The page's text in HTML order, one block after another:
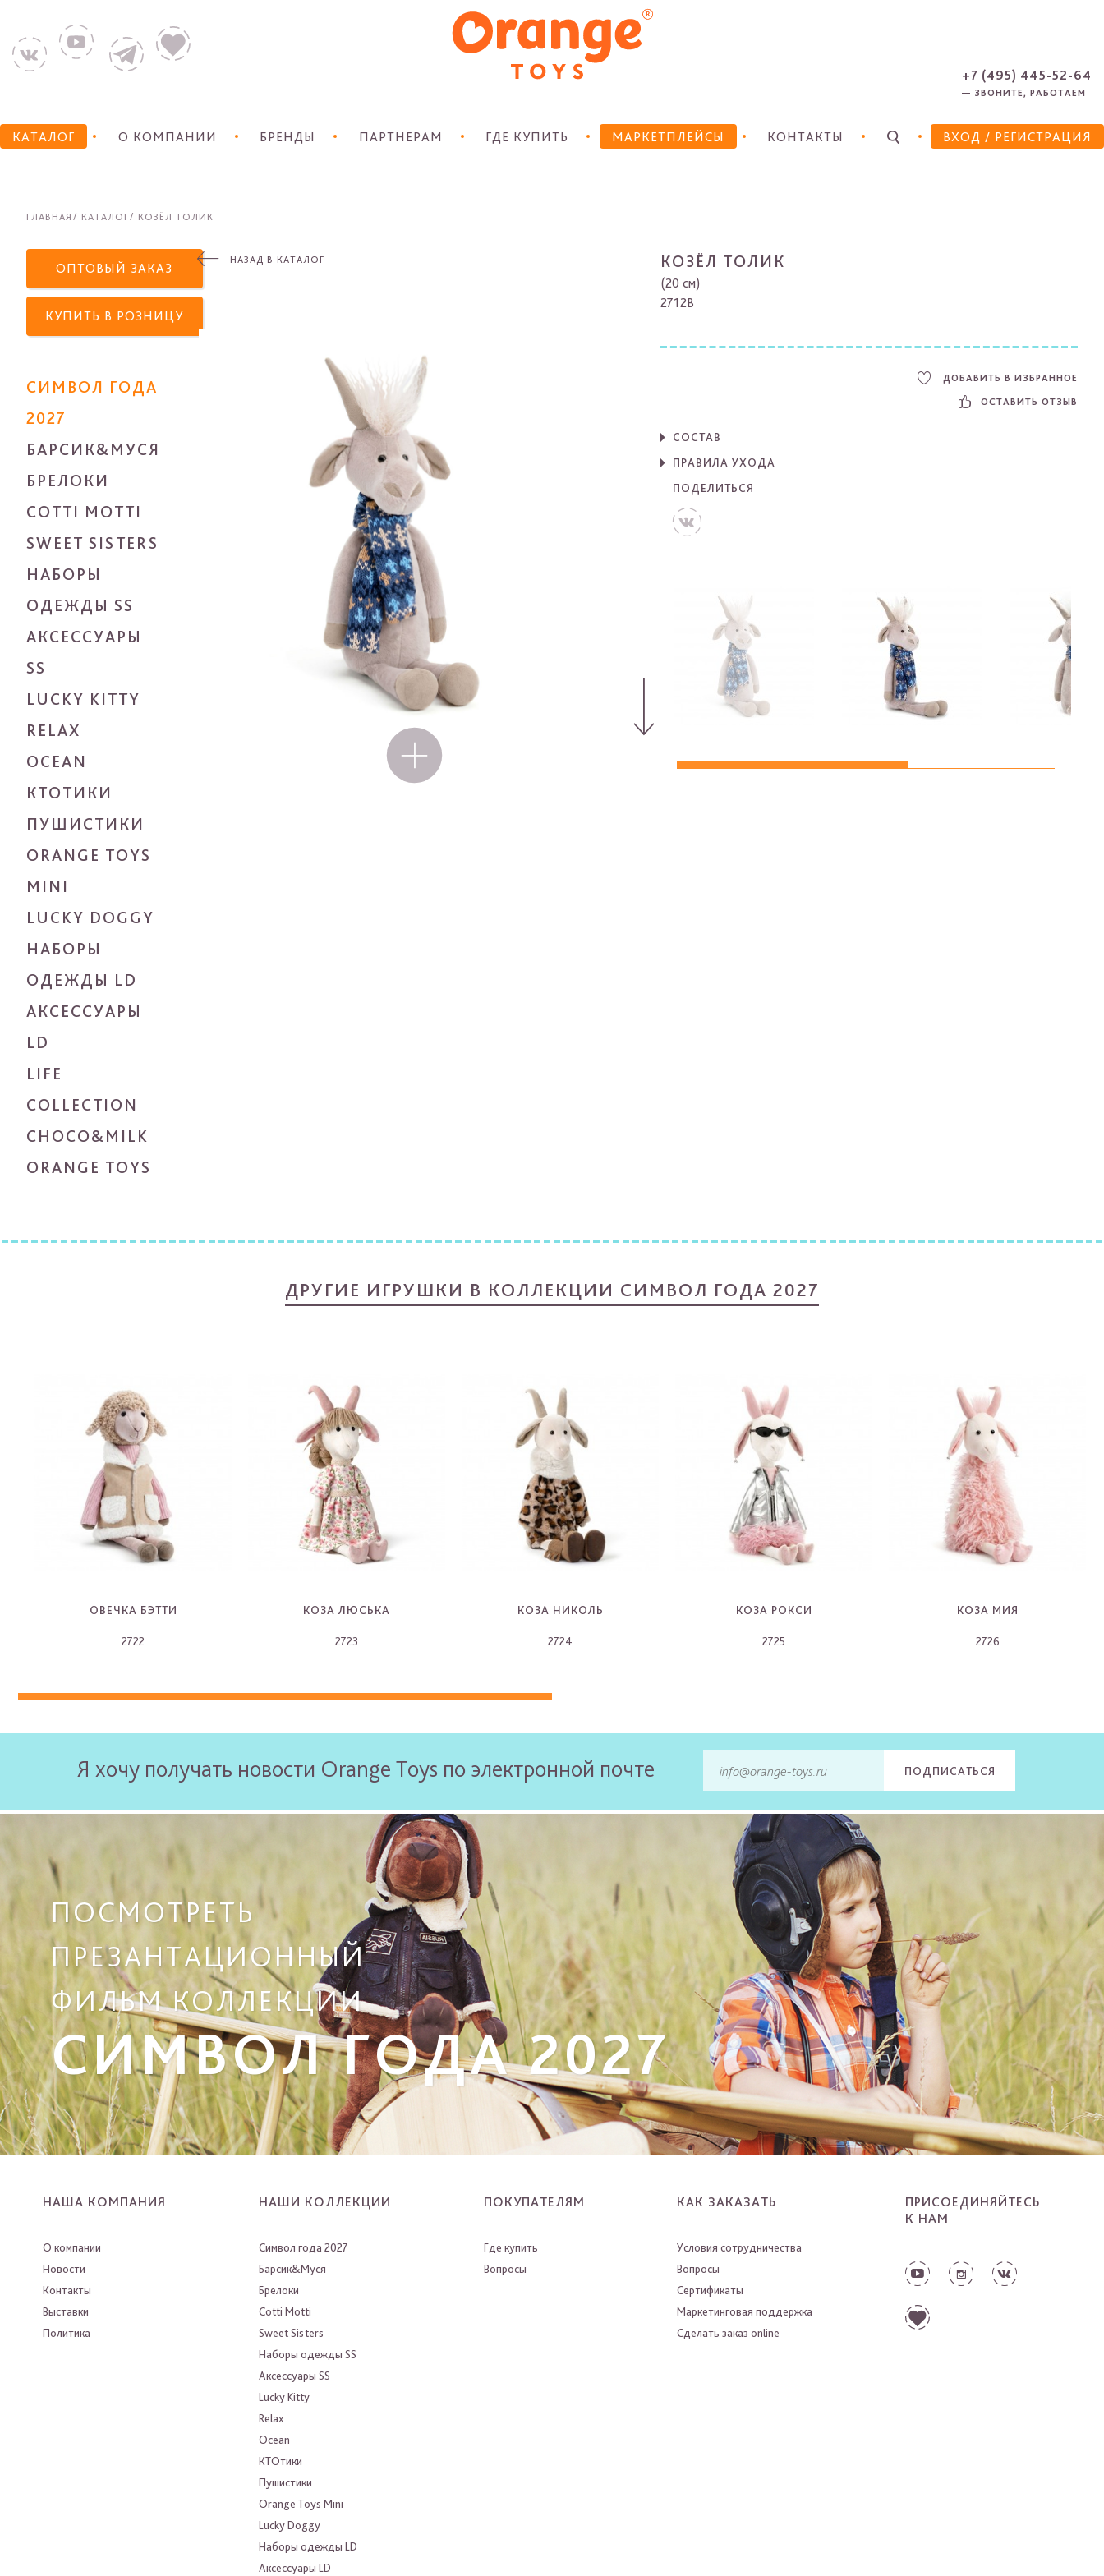
КАТАЛОГ О КОМПАНИИ БРЕНДЫ ПАРТНЕРАМ ГДЕ КУПИТЬ МАРКЕТПЛЕЙСЫ КОНТАКТЫ ВХОД / РЕГИСТРАЦИЯ
+7 (495) 445-52-64
— ЗВОНИТЕ, РАБОТАЕМ
ГЛАВНАЯ КАТАЛОГ КОЗЁЛ ТОЛИК
ОПТОВЫЙ ЗАКАЗ
КУПИТЬ В РОЗНИЦУ
СИМВОЛ ГОДА
2027
БАРСИК&МУСЯ
БРЕЛОКИ
COTTI MOTTI
SWEET SISTERS
НАБОРЫ
ОДЕЖДЫ SS
АКСЕССУАРЫ
SS
LUCKY KITTY
RELAX
OCEAN
КТОТИКИ
ПУШИСТИКИ
ORANGE TOYS
MINI
LUCKY DOGGY
НАБОРЫ
ОДЕЖДЫ LD
АКСЕССУАРЫ
LD
LIFE
COLLECTION
CHOCO&MILK
ORANGE TOYS
НАЗАД В КАТАЛОГ КОЗЁЛ ТОЛИК
(20 см)
2712B
ДОБАВИТЬ В ИЗБРАННОЕ
ОСТАВИТЬ ОТЗЫВ
СОСТАВ
ПРАВИЛА УХОДА
ПОДЕЛИТЬСЯ
ДРУГИЕ ИГРУШКИ В КОЛЛЕКЦИИ СИМВОЛ ГОДА 2027
ОВЕЧКА БЭТТИ
2722
КОЗА ЛЮСЬКА
2723
КОЗА НИКОЛЬ
2724
КОЗА РОКСИ
2725
КОЗА МИЯ
2726
Я хочу получать новости Orange Toys по электронной почте ПОДПИСАТЬСЯ
ПОСМОТРЕТЬ
ПРЕЗАНТАЦИОННЫЙ
ФИЛЬМ КОЛЛЕКЦИИ
СИМВОЛ ГОДА 2027
НАША КОМПАНИЯ
О компании
Новости
Контакты
Выставки
Политика
НАШИ КОЛЛЕКЦИИ
Символ года 2027
Барсик&Муся
Брелоки
Cotti Motti
Sweet Sisters
Наборы одежды SS
Аксессуары SS
Lucky Kitty
Relax
Ocean
КТОтики
Пушистики
Orange Toys Mini
Lucky Doggy
Наборы одежды LD
Аксессуары LD
ПОКУПАТЕЛЯМ
Где купить
Вопросы
КАК ЗАКАЗАТЬ
Условия сотрудничества
Вопросы
Сертификаты
Маркетинговая поддержка
Сделать заказ online
ПРИСОЕДИНЯЙТЕСЬ
К НАМ